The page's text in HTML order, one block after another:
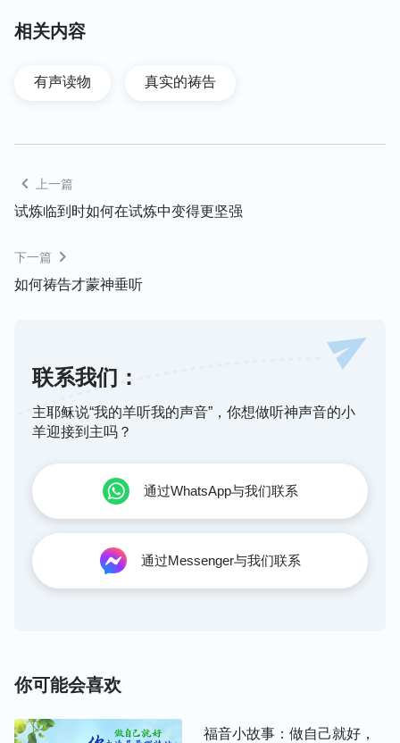
求：“神啊，这个事怎么会临到我了呢？我一直在敬
拜你，读经祷告，天天在认罪悔改，并且该捐献的也
我的家里平安呢？”用自己的花费来跟神搞交易，讲
听，甚至还会让神厌憎。
真正有理智的人，临到这些不如意的事情，尽管也有
痛苦软弱，有时也看不透为啥会临到这样的环境，但
“神哪，今天临到这个环境，我心里很痛苦难受，也
不明白你的心意是什么，愿你能保守我不发怨言。想
到事不体贴你的心意，只为满足自己的肉体利益，今
天临到这样的环境，我不愿再悖逆你，我相信都有你
的美意在其中，我愿顺服你的安排！”这样的祷告就
是站在了受造之物的位置上，就是有理智、顺服的祷
告。我们存着顺服的心向神寻求，相信神会垂听的。
第三，祷告是为了寻求神的心意
我们祷告神，除了要向神说心里话，要有理智以外，
还有一项更重要的就是我们祷告是为了寻求神的心
意，按着神的要求去做，使我们的生命能有长进。神
是为了达到神所要求达到的标准，使你的生命更上一
相关内容
有声读物 真实的祷告
上一篇
试炼临到时如何在试炼中变得更坚强
下一篇
如何祷告才蒙神垂听
联系我们：
主耶稣说“我的羊听我的声音”，你想做听神声音的小
羊迎接到主吗？
通过WhatsApp与我们联系
通过Messenger与我们联系
你可能会喜欢
福音小故事：做自己就好，